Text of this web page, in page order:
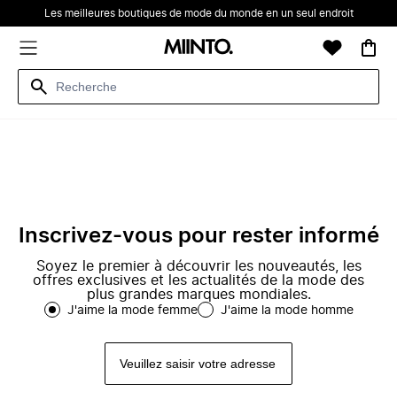
Les meilleures boutiques de mode du monde en un seul endroit
Inscrivez-vous pour rester informé
Soyez le premier à découvrir les nouveautés, les
offres exclusives et les actualités de la mode des
plus grandes marques mondiales.
J'aime la mode femme J'aime la mode homme